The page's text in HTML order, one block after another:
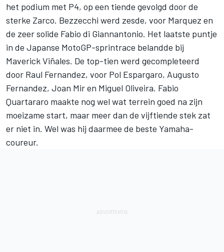
het podium met P4, op een tiende gevolgd door de
sterke Zarco. Bezzecchi werd zesde, voor Marquez en
de zeer solide Fabio di Giannantonio. Het laatste puntje
in de Japanse MotoGP-sprintrace belandde bij
Maverick Viñales. De top-tien werd gecompleteerd
door Raul Fernandez, voor Pol Espargaro, Augusto
Fernandez, Joan Miren Miguel Oliveira. Fabio
Quartararo maakte nog wel wat terrein goed na zijn
moeizame start, maar meer dan de vijftiende stek zat
er niet in. Wel was hij daarmee de beste Yamaha-
coureur.